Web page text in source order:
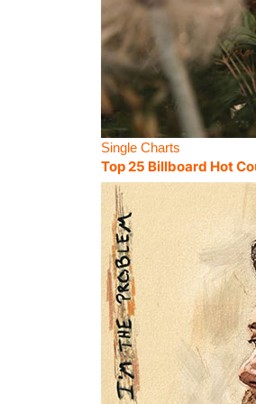
Single Charts
Top 25 Billboard Hot